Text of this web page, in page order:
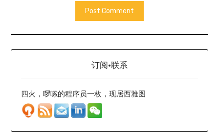
订阅·联系
四火，啰嗦的程序员一枚，现居西雅图